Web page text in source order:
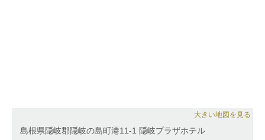
大きい地図を見る
島根県隠岐郡隠岐の島町港11-1 隠岐プラザホテル